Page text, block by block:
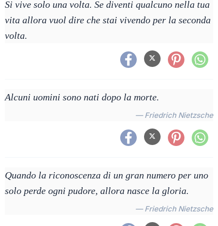
Si vive solo una volta. Se diventi qualcuno nella tua
vita allora vuol dire che stai vivendo per la seconda
volta.
Alcuni uomini sono nati dopo la morte.
— Friedrich Nietzsche
Quando la riconoscenza di un gran numero per uno
solo perde ogni pudore, allora nasce la gloria.
— Friedrich Nietzsche